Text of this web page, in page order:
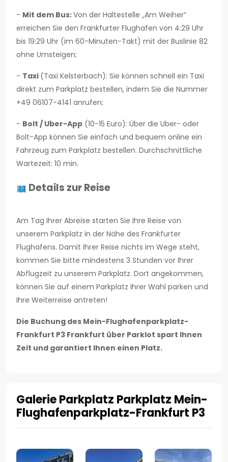
- Mit dem Bus:Von der Haltestelle „Am Weiher“
erreichen Sie den Frankfurter Flughafen von 4:29 Uhr
bis 19:29 Uhr (im 60-Minuten-Takt) mit der Buslinie 82
ohne Umsteigen;
- Taxi (Taxi Kelsterbach): Sie können schnell ein Taxi
direkt zum Parkplatz bestellen, indem Sie die Nummer
+49 06107-4141 anrufen;
- Bolt / Uber-App (10-15 Euro): Über die Uber- oder
Bolt-App können Sie einfach und bequem online ein
Fahrzeug zum Parkplatz bestellen. Durchschnittliche
Wartezeit: 10 min.
Details zur Reise
Am Tag Ihrer Abreise starten Sie Ihre Reise von
unserem Parkplatz in der Nähe des Frankfurter
Flughafens. Damit Ihrer Reise nichts im Wege steht,
kommen Sie bitte mindestens 3 Stunden vor Ihrer
Abflugzeit zu unserem Parkplatz. Dort angekommen,
können Sie auf einem Parkplatz Ihrer Wahl parken und
Ihre Weiterreise antreten!
Die Buchung des Mein-Flughafenparkplatz-
Frankfurt P3 Frankfurt über Parklot spart Ihnen
Zeit und garantiert Ihnen einen Platz.
Galerie Parkplatz Parkplatz Mein-
Flughafenparkplatz-Frankfurt P3